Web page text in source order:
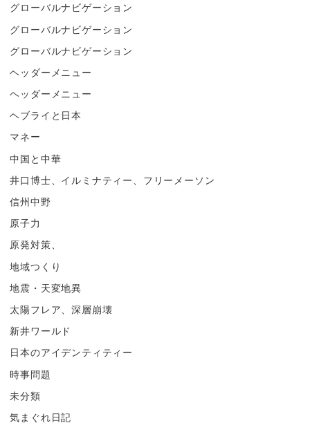
グローバルナビゲーション
グローバルナビゲーション
グローバルナビゲーション
ヘッダーメニュー
ヘッダーメニュー
ヘブライと日本
マネー
中国と中華
井口博士、イルミナティー、フリーメーソン
信州中野
原子力
原発対策、
地域つくり
地震・天変地異
太陽フレア、深層崩壊
新井ワールド
日本のアイデンティティー
時事問題
未分類
気まぐれ日記